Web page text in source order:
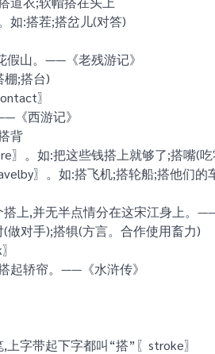
如:搭茬;搭岔儿(对答)
假山。——《老残游记》
棚;搭台)
〗
《西游记》
背
〗。如:把这些钱搭上就够了;搭嘴(
〗。如:搭飞机;搭轮船;搭他们的
上,并无半点情分在这宋江身上。
做对手);搭犋(方言。合作使用畜力)
起轿帘。——《水浒传》
字带起下字都叫“搭”〖stroke〗